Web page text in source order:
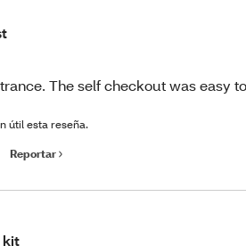
The self checkout was easy
útil esta reseña.
Reportar
kit